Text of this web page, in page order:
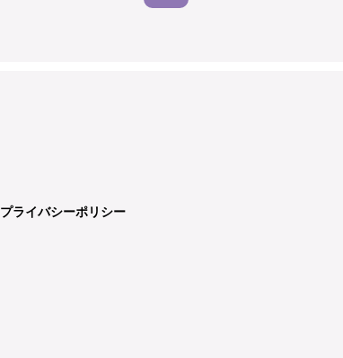
プライバシーポリシー